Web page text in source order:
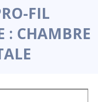
FIL
: CHAMBRE